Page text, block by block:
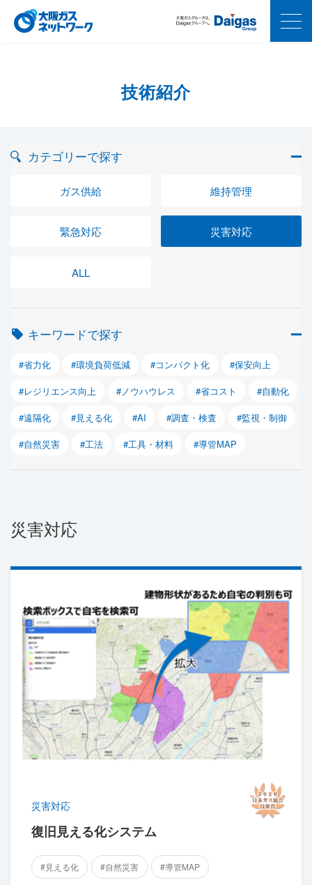
技術紹介
カテゴリーで探す
ガス供給 維持管理
緊急対応 災害対応
ALL
キーワードで探す
#省力化 #環境負荷低減 #コンパクト化
#保安向上
#レジリエンス向上
#ノウハウレス #省コスト
#自動化
#遠隔化
#見える化 #AI #調査・検査
#監視・制御
#自然災害
#工法 #工具・材料 #導管MAP
災害対応
災害対応
復旧見える化システム
#見える化 #自然災害 #導管MAP